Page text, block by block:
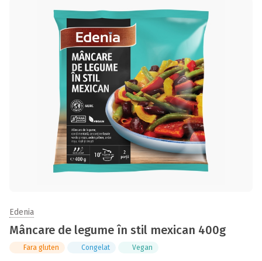
Edenia
Mâncare de legume în stil mexican 400g
Fara gluten Congelat Vegan